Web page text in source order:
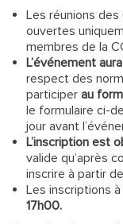
Les réunions
ouvertes
membres de la
L’événement
respect des
participer au
le formulaire ci-
jour avant
L’inscription est
valide qu’après
inscrire à partir
Les inscriptions
17h00.